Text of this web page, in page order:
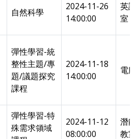
自然科學
2024-11-26
14:00:00
英
室
彈性學習-統
整性主題/專
題/議題探究
課程
2024-11-18
14:00:00
電
彈性學習-特
殊需求領域
2024-11-12
08:00:00
潛
教室